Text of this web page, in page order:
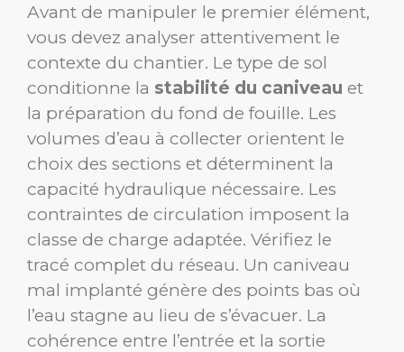
Avant de manipuler le premier élément,
vous devez analyser attentivement le
contexte du chantier. Le type de sol
conditionne la stabilité du caniveau et
la préparation du fond de fouille. Les
volumes d’eau à collecter orientent le
choix des sections et déterminent la
capacité hydraulique nécessaire. Les
contraintes de circulation imposent la
classe de charge adaptée. Vérifiez le
tracé complet du réseau. Un caniveau
mal implanté génère des points bas où
l’eau stagne au lieu de s’évacuer. La
cohérence entre l’entrée et la sortie